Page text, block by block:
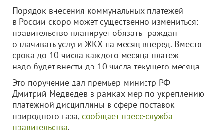
Порядок внесения коммунальных платежей
в России скоро может существенно измениться:
правительство планирует обязать граждан
оплачивать услуги ЖКХ на месяц вперед. Вместо
срока до 10 числа каждого месяца платеж
надо будет внести до 10 числа текущего месяца.
Это поручение дал премьер-министр РФ
Дмитрий Медведев в рамках мер по укреплению
платежной дисциплины в сфере поставок
природного газа,сообщает пресс-служба
правительства.